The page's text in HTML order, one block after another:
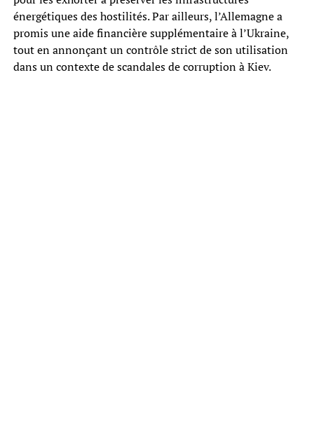
énergétiques des hostilités. Par ailleurs, l’Allemagne a
promis une aide financière supplémentaire à l’Ukraine,
tout en annonçant un contrôle strict de son utilisation
dans un contexte de scandales de corruption à Kiev.